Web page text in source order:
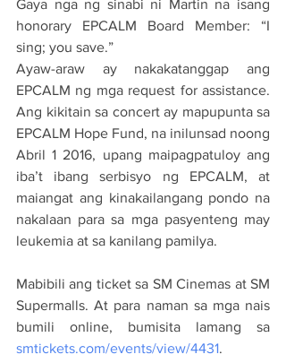
Gaya nga ng sinabi ni Martin na isang
honorary EPCALM Board Member: “I
sing; you save.”
Ayaw-araw ay nakakatanggap ang
EPCALM ng mga request for assistance.
Ang kikitain sa concert ay mapupunta sa
EPCALM Hope Fund, na inilunsad noong
Abril 1 2016, upang maipagpatuloy ang
iba’t ibang serbisyo ng EPCALM, at
maiangat ang kinakailangang pondo na
nakalaan para sa mga pasyenteng may
leukemia at sa kanilang pamilya.
Mabibili ang ticket sa SM Cinemas at SM
Supermalls. At para naman sa mga nais
smtickets.com/events/view/4431.